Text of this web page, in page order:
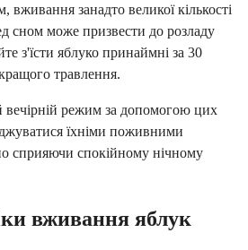
вживання занадто великої кількості
сном може призвести до розладу
з'їсти яблуко принаймні за 30
травлення.
режим за допомогою цих
їхніми поживними
сприяючи спокійному нічному
вживання яблук